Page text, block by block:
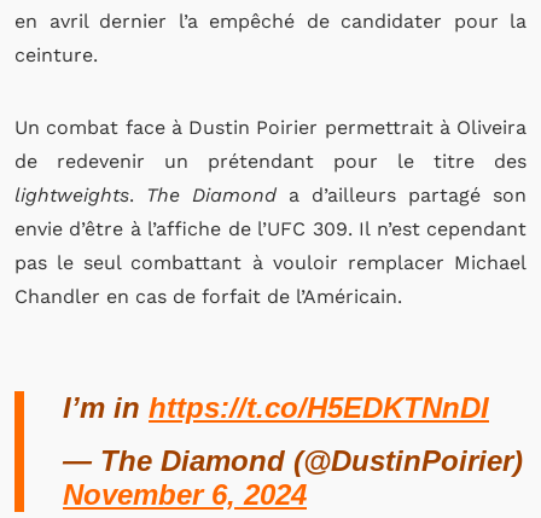
en avril dernier l’a empêché de candidater pour la
ceinture.
Un combat face à Dustin Poirier permettrait à Oliveira
de redevenir un prétendant pour le titre des
lightweights. The Diamond a d’ailleurs partagé son
envie d’être à l’affiche de l’UFC 309. Il n’est cependant
pas le seul combattant à vouloir remplacer Michael
Chandler en cas de forfait de l’Américain.
I’m in https://t.co/H5EDKTNnDI
— The Diamond (@DustinPoirier)
November 6, 2024